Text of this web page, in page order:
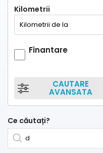
Kilometrii
Finantare
CAUTARE
AVANSATA
Ce căutați?